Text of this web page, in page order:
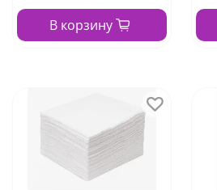
В корзину